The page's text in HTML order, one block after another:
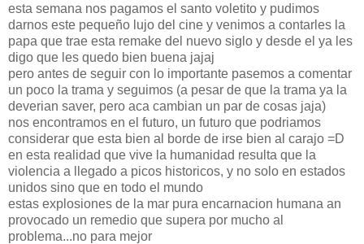
esta semana nos pagamos el santo voletito y pudimos
darnos este pequeño lujo del cine y venimos a contarles la
papa que trae esta remake del nuevo siglo y desde el ya les
digo que les quedo bien buena jajaj
pero antes de seguir con lo importante pasemos a comentar
un poco la trama y seguimos (a pesar de que la trama ya la
deverian saver, pero aca cambian un par de cosas jaja)
nos encontramos en el futuro, un futuro que podriamos
considerar que esta bien al borde de irse bien al carajo =D
en esta realidad que vive la humanidad resulta que la
violencia a llegado a picos historicos, y no solo en estados
unidos sino que en todo el mundo
estas explosiones de la mar pura encarnacion humana an
provocado un remedio que supera por mucho al
problema...no para mejor